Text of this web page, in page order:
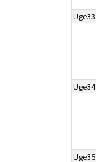
Uge33
Uge34
Uge35